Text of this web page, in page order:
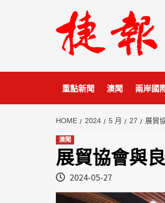
重點新聞 澳聞 兩岸國
HOME 2024 5 月 27 展貿
澳聞
展貿協會與
2024-05-27